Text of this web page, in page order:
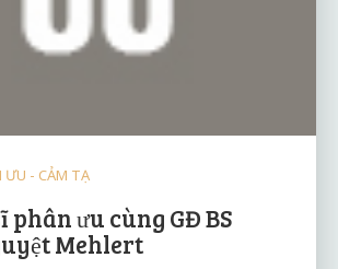
ƯU - CẢM TẠ
phân ưu cùng GĐ BS
Mehlert